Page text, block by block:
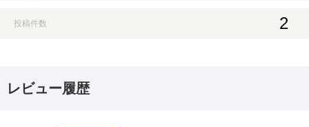
投稿件数 2
レビュー履歴